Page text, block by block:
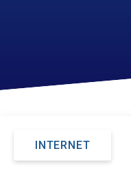
INTERNET